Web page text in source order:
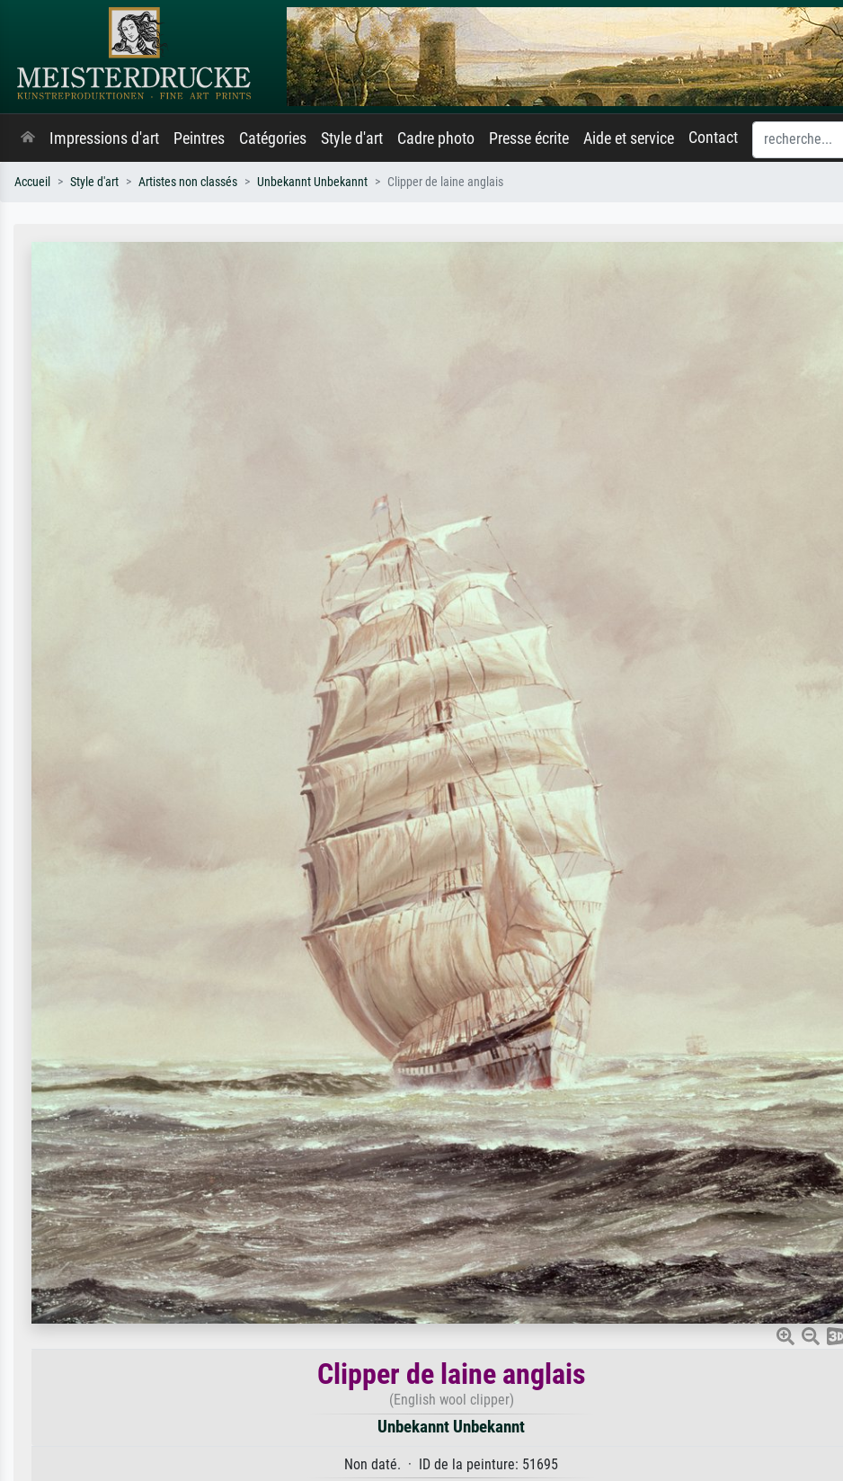
Impressions d'art Peintres Catégories Style d'art Cadre photo Presse écrite Aide et service Contact
Accueil Style d'art Artistes non classés Unbekannt Unbekannt Clipper de laine anglais
Clipper de laine anglais
(English wool clipper)
Unbekannt Unbekannt
Non daté. · ID de la peinture: 51695